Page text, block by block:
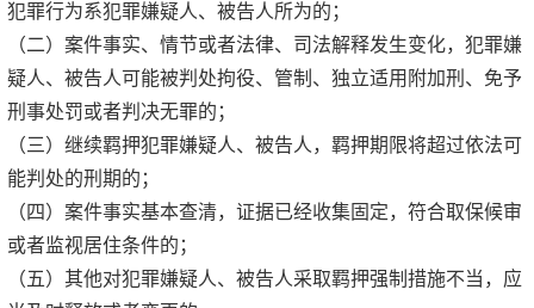
犯罪行为系犯罪嫌疑人、被告人所为的；
（二）案件事实、情节或者法律、司法解释发生变化，犯罪嫌
疑人、被告人可能被判处拘役、管制、独立适用附加刑、免予
刑事处罚或者判决无罪的；
（三）继续羁押犯罪嫌疑人、被告人，羁押期限将超过依法可
能判处的刑期的；
（四）案件事实基本查清，证据已经收集固定，符合取保候审
或者监视居住条件的；
（五）其他对犯罪嫌疑人、被告人采取羁押强制措施不当，应